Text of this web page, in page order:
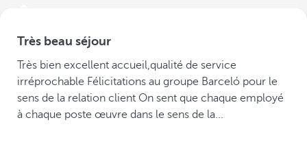
Très beau séjour
Très bien excellent accueil,qualité de service
irréprochable Félicitations au groupe Barceló pour le
sens de la relation client On sent que chaque employé
à chaque poste œuvre dans le sens de la...